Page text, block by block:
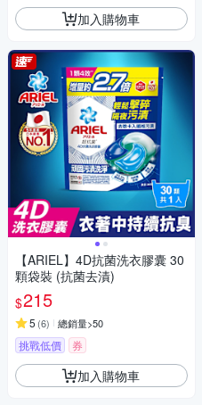
加入購物車
【ARIEL】4D抗菌洗衣膠囊 30
顆袋裝 (抗菌去漬)
$215
5 (6) 總銷量>50
挑戰低價 券
加入購物車